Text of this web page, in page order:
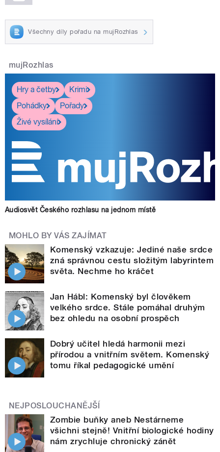
Všechny díly pořadu na mujRozhlas
mujRozhlas
Hry a četby
Krimi
Pohádky
Pořady
Živé vysílání
Audiosvět Českého rozhlasu na jednom místě
MOHLO BY VÁS ZAJÍMAT
Komenský vzkazuje: Jediné naše srdce
zná správnou cestu složitým labyrintem
světa. Nechme ho kráčet
Jan Hábl: Komenský byl člověkem
velkého srdce. Stále pomáhal druhým
bez ohledu na osobní prospěch
Dobrý učitel hledá harmonii mezi
přírodou a vnitřním světem. Komenský
tomu říkal pedagogické umění
NEJPOSLOUCHANĚJŠÍ
Zombie buňky aneb Nestárneme
všichni stejně! Vnitřní biologické hodiny
nám zrychluje chronický zánět